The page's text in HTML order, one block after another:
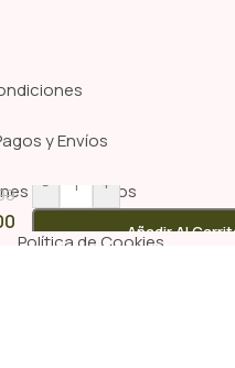
y Envíos
y reembolsos
Política de Cookies
- +
Añadir Al